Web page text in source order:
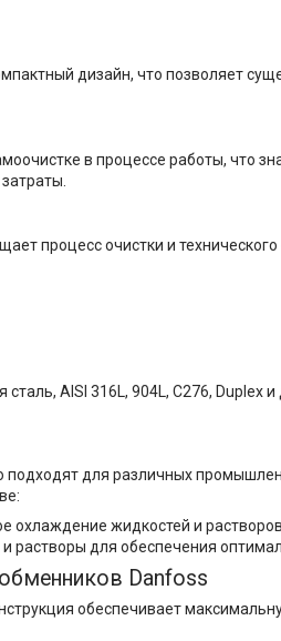
дизайн, что позволяет
в процессе работы, что
процесс очистки и
сталь, AISI 316L, 904L, C276, Duplex
для различных
охлаждение жидкостей и
растворы для обеспечения
Danfoss
обеспечивает